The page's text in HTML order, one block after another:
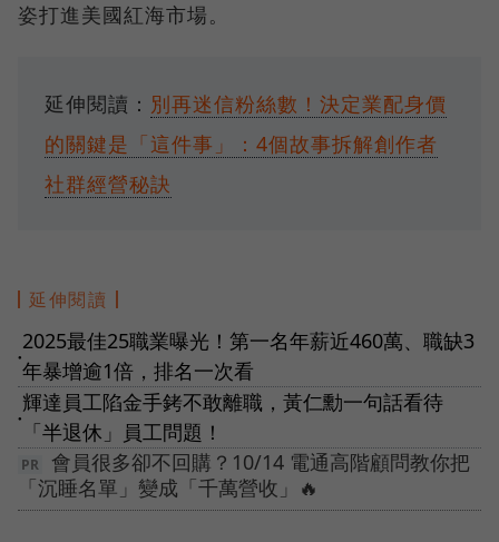
姿打進美國紅海市場。
延伸閱讀： 別再迷信粉絲數！決定業配身價
的關鍵是「這件事」：4個故事拆解創作者
社群經營秘訣
延伸閱讀
●
2025最佳25職業曝光！第一名年薪近460萬、職缺3
年暴增逾1倍，排名一次看
●
輝達員工陷金手銬不敢離職，黃仁勳一句話看待
「半退休」員工問題！
會員很多卻不回購？10/14 電通高階顧問教你把
「沉睡名單」變成「千萬營收」🔥